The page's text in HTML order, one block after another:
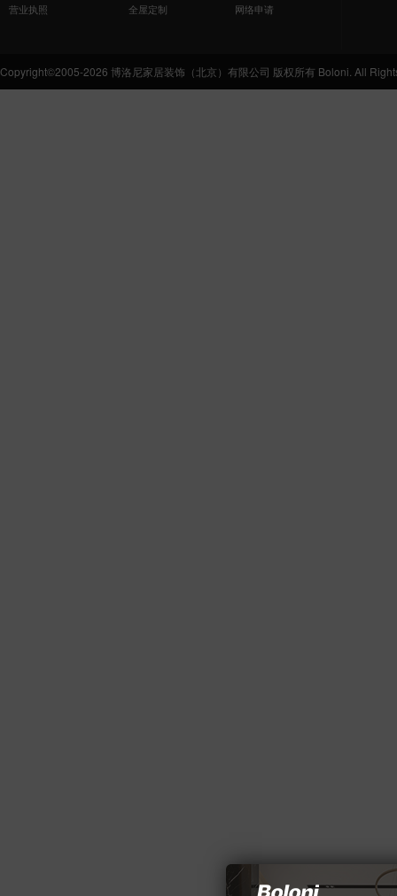
营业执照
全屋定制
网络申请
Copyright©2005-2026 博洛尼家居装饰（北京）有限公司 版权所有 Boloni. All